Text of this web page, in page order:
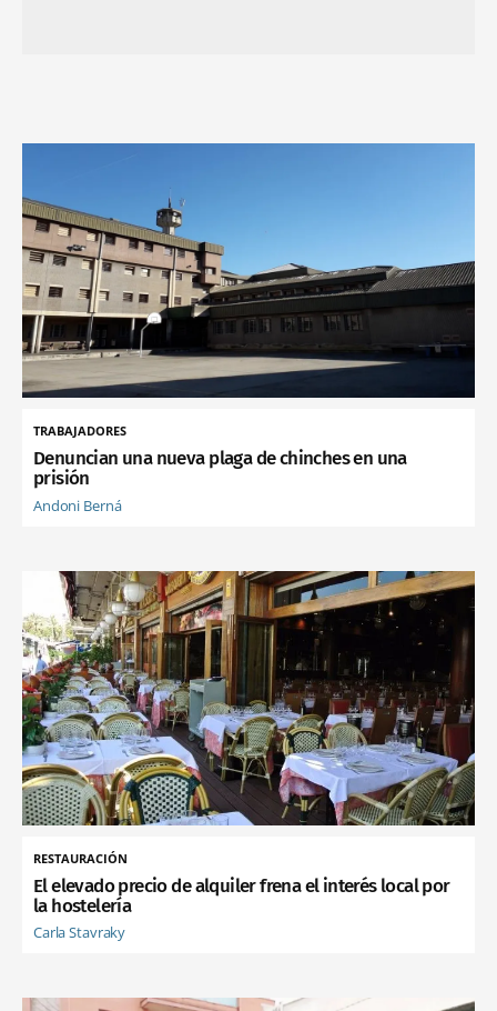
TRABAJADORES
Denuncian una nueva plaga de chinches en una
prisión
Andoni Berná
RESTAURACIÓN
El elevado precio de alquiler frena el interés local por
la hostelería
Carla Stavraky